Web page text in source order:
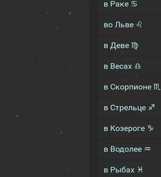
в Раке ♋
во Льве ♌
в Деве ♍
в Весах ♎
в Скорпионе ♏
в Стрельце ♐
в Козероге ♑
в Водолее ♒
в Рыбах ♓